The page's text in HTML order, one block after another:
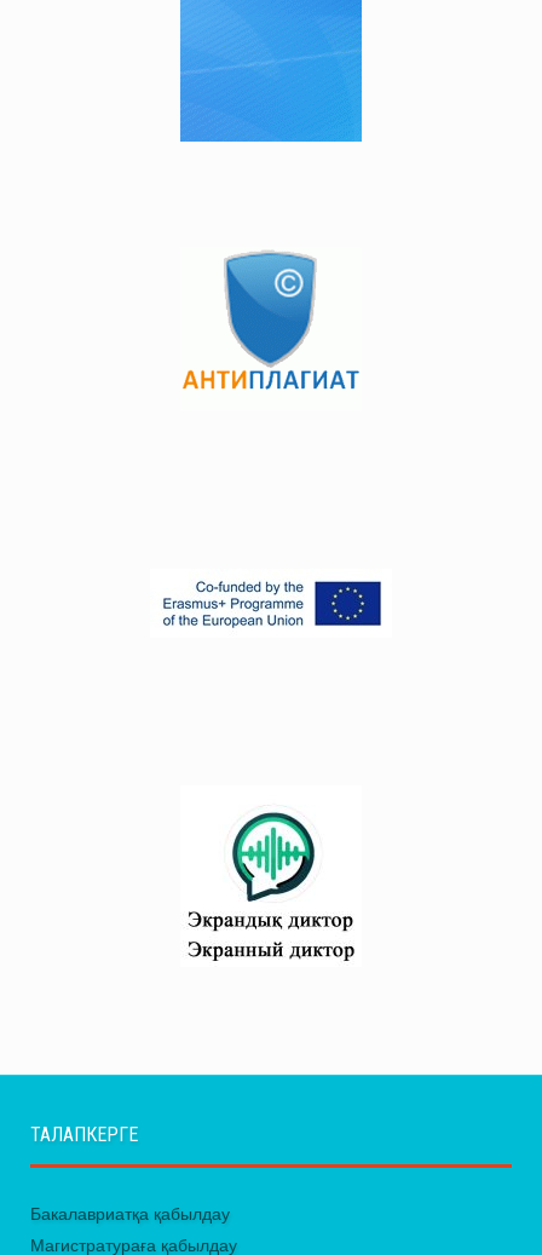
ТАЛАПКЕРГЕ
Бакалавриатқа қабылдау
Магистратураға қабылдау